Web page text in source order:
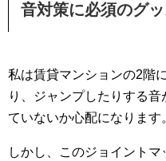
音対策に必須のグ
私は賃貸マンションの2階
り、ジャンプしたりする
ていないか心配になります
しかし、このジョイント